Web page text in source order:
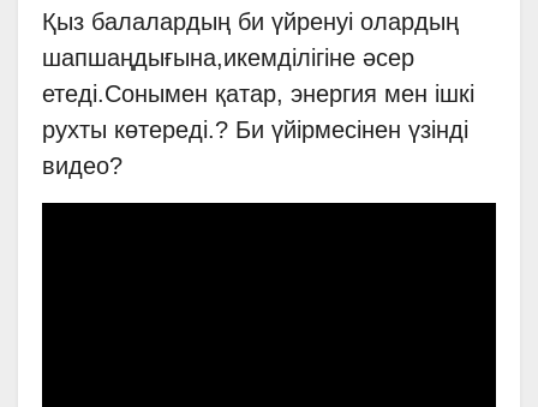
Қыз балалардың би үйренуі олардың
шапшаңдығына,икемділігіне әсер
етеді.Сонымен қатар, энергия мен ішкі
рухты көтереді.? Би үйірмесінен үзінді
видео?️